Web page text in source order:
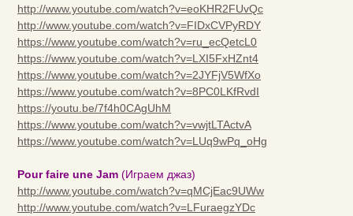
http://www.youtube.com/watch?v=eoKHR2FUvQc
http://www.youtube.com/watch?v=FIDxCVPyRDY
https://www.youtube.com/watch?v=ru_ecQetcL0
https://www.youtube.com/watch?v=LXI5FxHZnt4
https://www.youtube.com/watch?v=2JYFjV5WfXo
https://www.youtube.com/watch?v=8PC0LKfRvdI
https://youtu.be/7f4h0CAgUhM
https://www.youtube.com/watch?v=vwjtLTActvA
https://www.youtube.com/watch?v=LUq9wPq_oHg
Pour faire une Jam (Играем джаз)
http://www.youtube.com/watch?v=qMCjEac9UWw
http://www.youtube.com/watch?v=LFuraegzYDc